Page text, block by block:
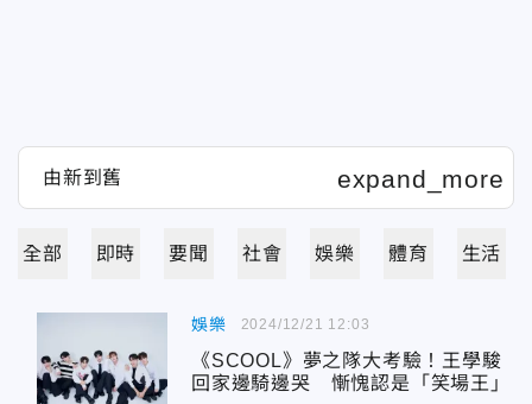
全部 即時 要聞 社會 娛樂 體育 生活
娛樂
《SCOOL》夢之隊大考驗！王學駿
回家邊騎邊哭 慚愧認是「笑場王」
2024/12/21 12:03